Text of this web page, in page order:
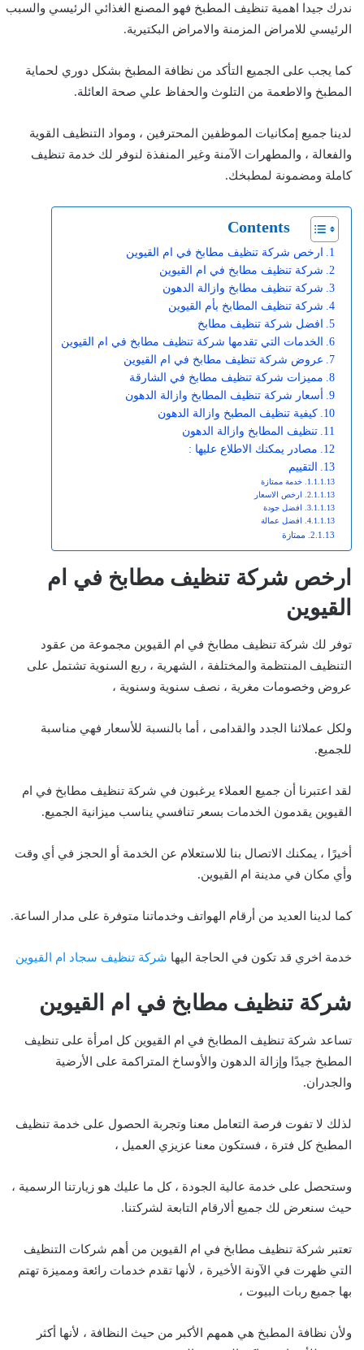
ندرك جيدا اهمية تنظيف المطبخ فهو المصنع الغذائي الرئيسي والسبب
الرئيسي للامراض المزمنة والامراض البكتيرية.
كما يجب على الجميع التأكد من نظافة المطبخ بشكل دوري لحماية
المطبخ والاطعمة من التلوث والحفاظ علي صحة العائلة.
لدينا جميع إمكانيات الموظفين المحترفين ، ومواد التنظيف القوية
والفعالة ، والمطهرات الآمنة وغير المنفذة لنوفر لك خدمة تنظيف
كاملة ومضمونة لمطبخك.
Contents
ارخص شركة تنظيف مطابخ في ام القيوين
شركة تنظيف مطابخ في ام القيوين
شركة تنظيف مطابخ وازالة الدهون
شركة تنظيف المطابخ بأم القيوين
افضل شركة تنظيف مطابخ
الخدمات التي تقدمها شركة تنظيف مطابخ في ام القيوين
عروض شركة تنظيف مطابخ في ام القيوين
مميزات شركة تنظيف مطابخ في الشارقة
أسعار شركة تنظيف المطابخ وازالة الدهون
كيفية تنظيف المطبخ وازالة الدهون
تنظيف المطابخ وازالة الدهون
مصادر يمكنك الاطلاع عليها :
التقييم
خدمة ممتازة
ارخص الاسعار
افضل جودة
افضل عمالة
ممتازة
ارخص شركة تنظيف مطابخ في ام
القيوين
توفر لك شركة تنظيف مطابخ في ام القيوين مجموعة من عقود
التنظيف المنتظمة والمختلفة ، الشهرية ، ربع السنوية تشتمل على
عروض وخصومات مغرية ، نصف سنوية وسنوية ،
ولكل عملائنا الجدد والقدامى ، أما بالنسبة للأسعار فهي مناسبة
للجميع.
لقد اعتبرنا أن جميع العملاء يرغبون في شركة تنظيف مطابخ في ام
القيوين يقدمون الخدمات بسعر تنافسي يناسب ميزانية الجميع.
أخيرًا ، يمكنك الاتصال بنا للاستعلام عن الخدمة أو الحجز في أي وقت
وأي مكان في مدينة ام القيوين.
كما لدينا العديد من أرقام الهواتف وخدماتنا متوفرة على مدار الساعة.
خدمة اخري قد تكون في الحاجة اليها شركة تنظيف سجاد ام القيوين
شركة تنظيف مطابخ في ام القيوين
تساعد شركة تنظيف المطابخ في ام القيوين كل امرأة على تنظيف
المطبخ جيدًا وإزالة الدهون والأوساخ المتراكمة على الأرضية
والجدران.
لذلك لا تفوت فرصة التعامل معنا وتجربة الحصول على خدمة تنظيف
المطبخ كل فترة ، فستكون معنا عزيزي العميل ،
وستحصل على خدمة عالية الجودة ، كل ما عليك هو زيارتنا الرسمية ،
حيث سنعرض لك جميع ألارقام التابعة لشركتنا.
تعتبر شركة تنظيف مطابخ في ام القيوين من أهم شركات التنظيف
التي ظهرت في الآونة الأخيرة ، لأنها تقدم خدمات رائعة ومميزة تهتم
بها جميع ربات البيوت ،
ولأن نظافة المطبخ هي همهم الأكبر من حيث النظافة ، لأنها أكثر